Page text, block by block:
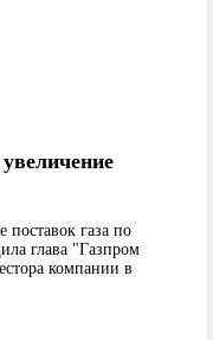
поставок газа по
глава "Газпром
компании в